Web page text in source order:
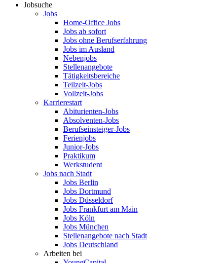
Jobsuche
Jobs
Home-Office Jobs
Jobs ab sofort
Jobs ohne Berufserfahrung
Jobs im Ausland
Nebenjobs
Stellenangebote
Tätigkeitsbereiche
Teilzeit-Jobs
Vollzeit-Jobs
Karrierestart
Abiturienten-Jobs
Absolventen-Jobs
Berufseinsteiger-Jobs
Ferienjobs
Junior-Jobs
Praktikum
Werkstudent
Jobs nach Stadt
Jobs Berlin
Jobs Dortmund
Jobs Düsseldorf
Jobs Frankfurt am Main
Jobs Köln
Jobs München
Stellenangebote nach Stadt
Jobs Deutschland
Arbeiten bei